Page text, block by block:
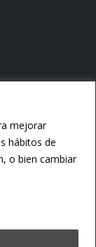
mejorar
hábitos de
o bien cambiar